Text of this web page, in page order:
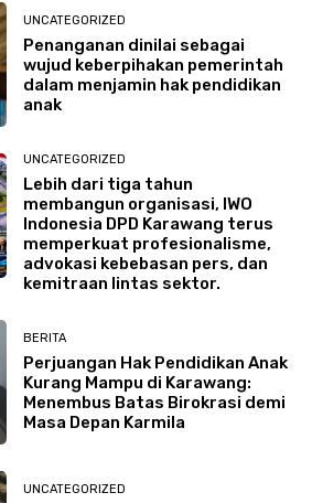
UNCATEGORIZED
Penanganan dinilai sebagai
wujud keberpihakan pemerintah
dalam menjamin hak pendidikan
anak
UNCATEGORIZED
Lebih dari tiga tahun
membangun organisasi, IWO
Indonesia DPD Karawang terus
memperkuat profesionalisme,
advokasi kebebasan pers, dan
kemitraan lintas sektor.
BERITA
Perjuangan Hak Pendidikan Anak
Kurang Mampu di Karawang:
Menembus Batas Birokrasi demi
Masa Depan Karmila
UNCATEGORIZED